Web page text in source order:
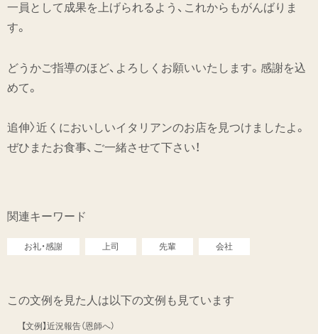
一員として成果を上げられるよう、これからもがんばりま
す。
どうかご指導のほど、よろしくお願いいたします。感謝を込
めて。
追伸〉近くにおいしいイタリアンのお店を見つけましたよ。
ぜひまたお食事、ご一緒させて下さい！
関連キーワード
お礼・感謝 上司 先輩 会社
この文例を見た人は以下の文例も見ています
【文例】近況報告（恩師へ）